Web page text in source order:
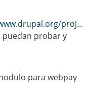
proj...
puedan probar y
para webpay